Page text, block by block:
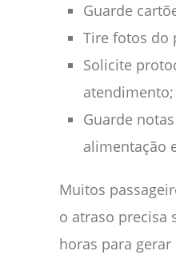
Guarde
Tire fotos do
Solicite
atendimento;
Guarde
alimentação
Muitos
o atraso precisa
horas para